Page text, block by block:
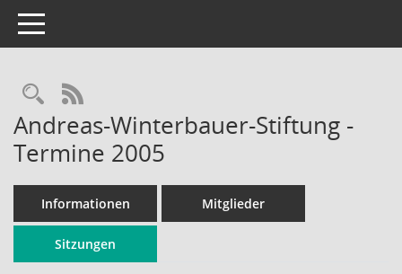
Toggle navigation
Rechercheauswahl
RSS-Feed
Andreas-Winterbauer-Stiftung -
Termine 2005
Informationen Mitglieder
Sitzungen